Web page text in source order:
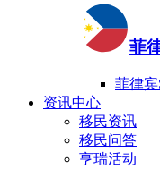
菲
菲律
资讯中心
移民资讯
移民问答
亨瑞活动